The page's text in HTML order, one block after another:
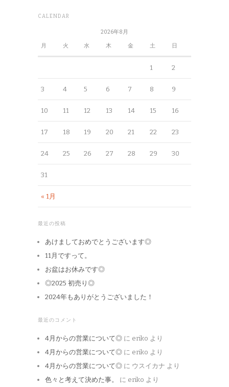
CALENDAR
2026年8月
月 火 水 木 金 土 日
« 1月
1 2
3 4 5 6 7 8 9
10 11 12 13 14 15 16
17 18 19 20 21 22 23
24 25 26 27 28 29 30
31
最近の投稿
あけましておめでとうございます◎
11月ですって。
お盆はお休みです◎
◎2025 初売り◎
2024年もありがとうございました！
最近のコメント
4月からの営業について◎ に eriko より
4月からの営業について◎ に eriko より
4月からの営業について◎ に ウスイカナ より
色々と考えて決めた事。
に eriko より